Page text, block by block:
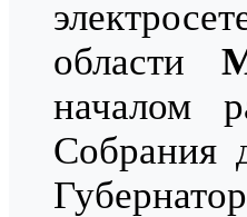
области
началом
Собрания